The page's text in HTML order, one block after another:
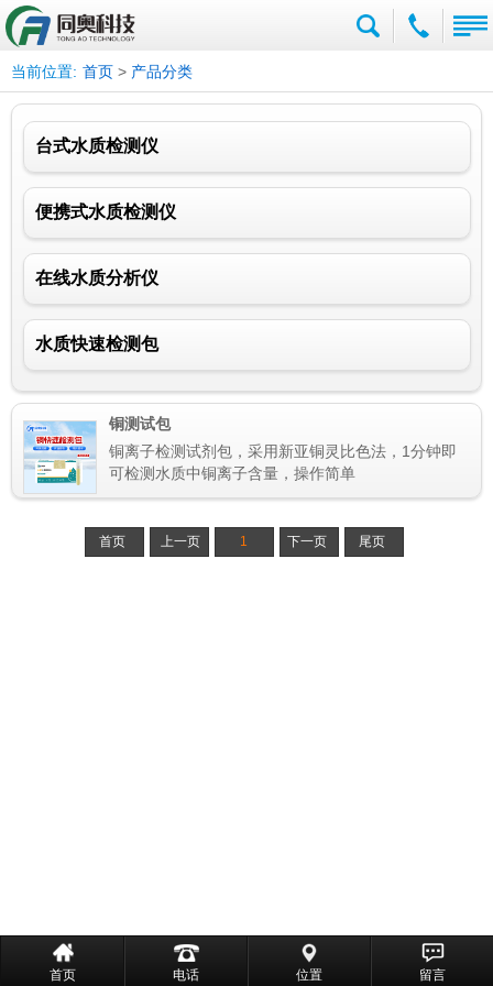
当前位置: 首页 > 产品分类
台式水质检测仪
便携式水质检测仪
在线水质分析仪
水质快速检测包
铜测试包
铜离子检测试剂包，采用新亚铜灵比色法，1分钟即
可检测水质中铜离子含量，操作简单
首页 上一页 1 下一页 尾页
首页 电话 位置 留言